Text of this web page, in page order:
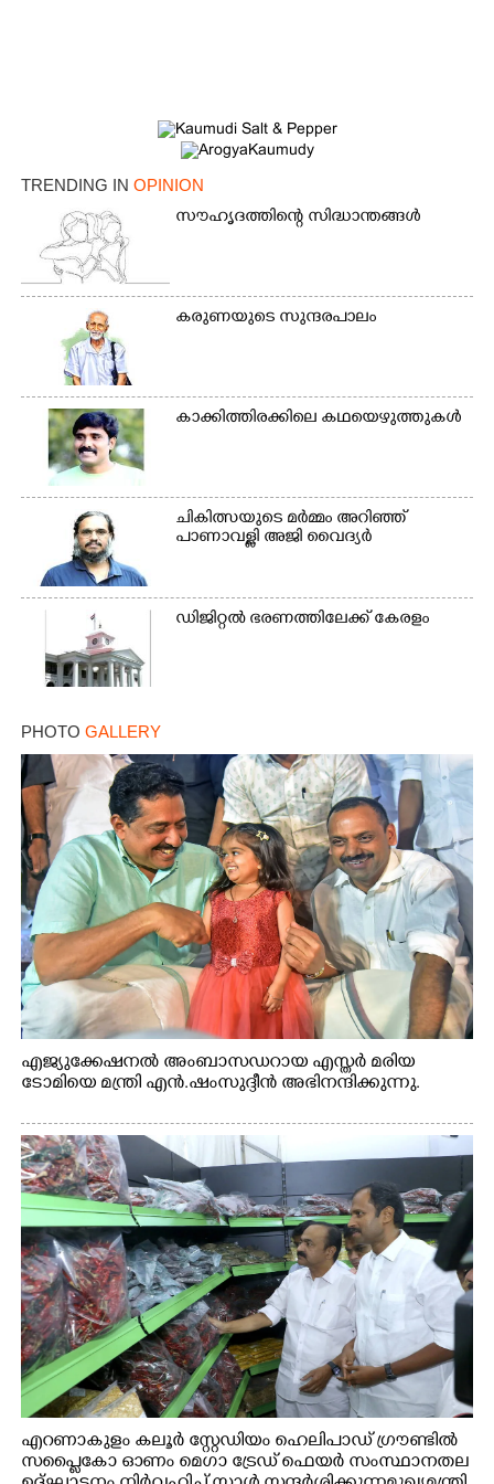
TRENDING IN OPINION
സൗഹൃദത്തിന്റെ സിദ്ധാന്തങ്ങൾ
കരുണയുടെ സുന്ദരപാലം
കാക്കിത്തിരക്കിലെ കഥയെഴുത്തുകൾ
ചികിത്സയുടെ മർമ്മം അറിഞ്ഞ്
പാണാവള്ളി അജി വൈദ്യർ
ഡിജിറ്റൽ ഭരണത്തിലേക്ക് കേരളം
PHOTO GALLERY
എജ്യുക്കേഷനൽ അംബാസഡറായ എസ്തർ മരിയ
ടോമിയെ മന്ത്രി എൻ.ഷംസുദ്ദീൻ അഭിനന്ദിക്കുന്നു.
എറണാകുളം കലൂർ സ്റ്റേഡിയം ഹെലിപാഡ് ഗ്രൗണ്ടിൽ
സപ്ളൈകോ ഓണം മെഗാ ട്രേഡ് ഫെയർ സംസ്ഥാനതല